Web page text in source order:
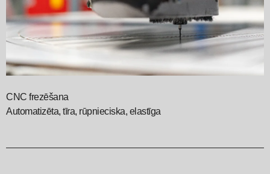
CNC frezēšana
Automatizēta, tīra, rūpnieciska, elastīga